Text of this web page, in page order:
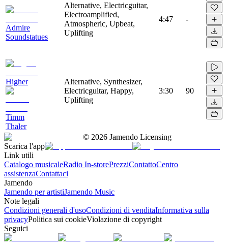
Admire
Soundstatues
Alternative, Electricguitar,
Electroamplified,
Atmospheric, Upbeat,
Uplifting
4:47 -
Higher
Timm
Thaler
Alternative, Synthesizer,
Electricguitar, Happy,
Uplifting
3:30 90
© 2026 Jamendo Licensing
Scarica l'app
Link utili
Catalogo musicaleRadio In-storePrezziContattoCentro
assistenzaContattaci
Jamendo
Jamendo per artistiJamendo Music
Note legali
Condizioni generali d'usoCondizioni di venditaInformativa sulla
privacyPolitica sui cookieViolazione di copyright
Seguici